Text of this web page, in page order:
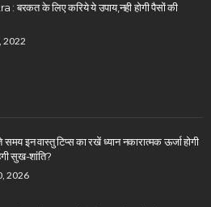
बरकत के लिए करिये ये उपाय,नही होगी पैसों की
2022
समय इन वास्तु टिप्स का रखें ध्यान नकारात्मक ऊर्जा होगी
सुख-शांति?
2026